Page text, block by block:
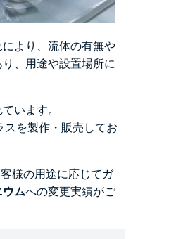
より、流体の有無や
、用途や設置場所に
います。
スを製作・販売してお
様の用途に応じてガ
ムへの変更実績がご